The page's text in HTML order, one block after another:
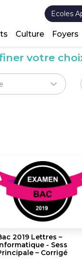
Ecoles
Culture Foyers
votre
2019 Lettres –
- Sess
– Corrigé